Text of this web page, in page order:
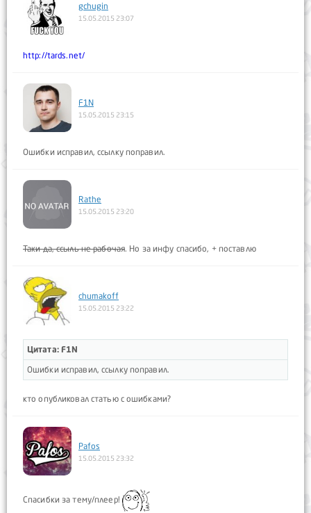
gchugin
15.05.2015 23:07
http://tards.net/
F1N
15.05.2015 23:15
Ошибки исправил, ссылку поправил.
Rathe
15.05.2015 23:20
Таки да, ссыль не рабочая. Но за инфу спасибо, + поставлю
chumakoff
15.05.2015 23:22
Цитата: F1N
Ошибки исправил, ссылку поправил.
кто опубликовал статью с ошибками?
Pafos
15.05.2015 23:32
Спасибки за тему/плеер!